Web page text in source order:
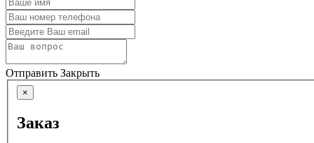
Отправить Закрыть
×
Заказ